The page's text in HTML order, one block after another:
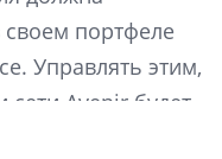
портфеле
Управлять этим,
Avenir будет